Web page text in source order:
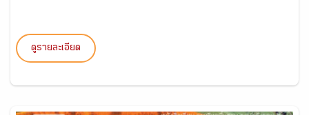
ดูรายละเอียด